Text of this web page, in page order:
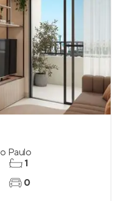
Paulo
1
0